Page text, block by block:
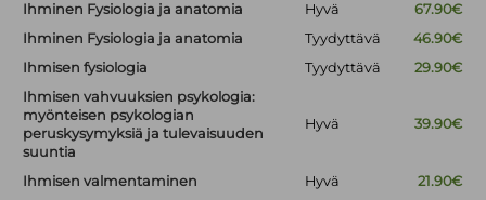
Ihminen Fysiologia ja anatomia
Hyvä
67.90€
Ihminen Fysiologia ja anatomia
Tyydyttävä
46.90€
Ihmisen fysiologia
Tyydyttävä
29.90€
Ihmisen vahvuuksien psykologia:
myönteisen psykologian
peruskysymyksiä ja tulevaisuuden
suuntia
Hyvä 39.90€
Ihmisen valmentaminen Hyvä 21.90€